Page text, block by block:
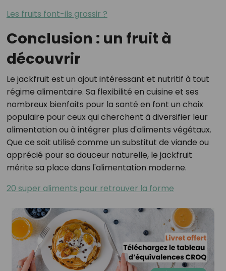
Les fruits font-ils grossir ?
Conclusion : un fruit à
découvrir
Le jackfruit est un ajout intéressant et nutritif à tout
régime alimentaire. Sa flexibilité en cuisine et ses
nombreux bienfaits pour la santé en font un choix
populaire pour ceux qui cherchent à diversifier leur
alimentation ou à intégrer plus d'aliments végétaux.
Que ce soit utilisé comme un substitut de viande ou
apprécié pour sa douceur naturelle, le jackfruit
mérite sa place dans l'alimentation moderne.
20 super aliments pour retrouver la forme